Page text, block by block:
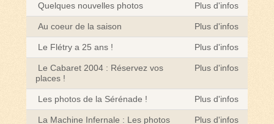
Quelques nouvelles photos Plus d'infos
Au coeur de la saison Plus d'infos
Le Flétry a 25 ans ! Plus d'infos
Le Cabaret 2004 : Réservez vos
places !
Plus d'infos
Les photos de la Sérénade ! Plus d'infos
La Machine Infernale : Les photos
Plus d'infos